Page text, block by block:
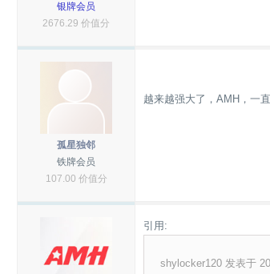
银牌会员
2676.29 价值分
孤星独邻
铁牌会员
107.00 价值分
越来越强大了，AMH，一
引用:
shylocker120 发表于